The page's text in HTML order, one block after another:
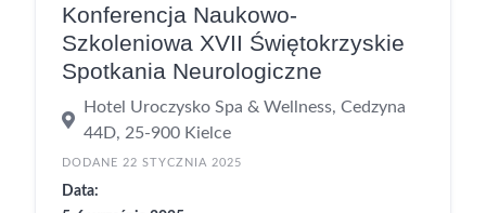
Konferencja Naukowo-
Szkoleniowa XVII Świętokrzyskie
Spotkania Neurologiczne
Hotel Uroczysko Spa & Wellness, Cedzyna
44D, 25-900 Kielce
DODANE 22 STYCZNIA 2025
Data: